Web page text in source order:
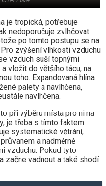
je tropická, potřebuje
nedoporučuje zvlhčovat
po tomto postupu se na
zvýšení vlhkosti vzduchu
vzduch suší topnými
vložit do většího tácu, na
toho. Expandovaná hlína
palety a navlhčena,
navlhčena.
při výběru místa pro ni na
je třeba s tímto faktem
systematické větrání,
a nadměrně
vzduchu. Pokud tyto
začne vadnout a také shodí